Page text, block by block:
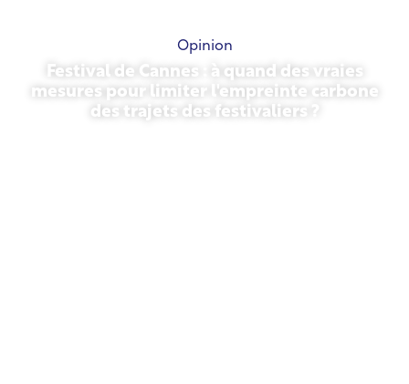
Opinion
Festival de Cannes : à quand des vraies
mesures pour limiter l'empreinte carbone
des trajets des festivaliers ?